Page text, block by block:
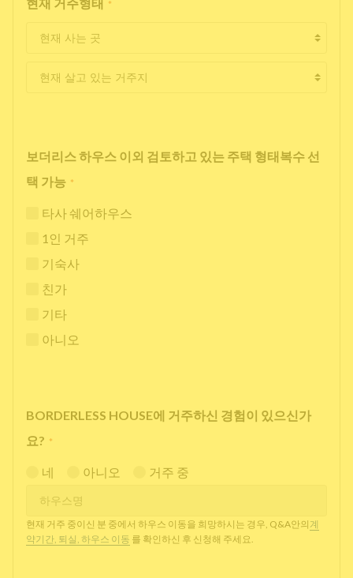
*
보더리스 하우스 이외 검토하고 있는 주택 형태복수 선
택 가능 *
타사 쉐어하우스
1인 거주
기숙사
친가
기타
아니오
BORDERLESS HOUSE에 거주하신 경험이 있으신가
요? *
네 아니오 거주 중
현재 거주 중이신 분 중에서 하우스 이동을 희망하시는 경우, Q&A안의 계
약기간, 퇴실, 하우스 이동 를 확인하신 후 신청해 주세요.